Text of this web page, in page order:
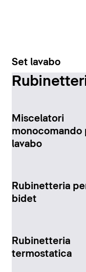
Set lavabo
Miscelatori
monocomando
lavabo
Rubinetteria
bidet
Rubinetteria
termostatica